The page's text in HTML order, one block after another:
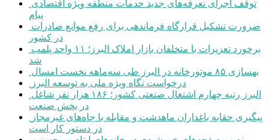
پیام
در کشور
شد
بهسازی ۸۵ موتورخانه در البرز طی سه‌ماهه نخست امسال
درخواست نگاه ویژه ملی به توسعه البرز
در بخش صنعت
در دستور کار است